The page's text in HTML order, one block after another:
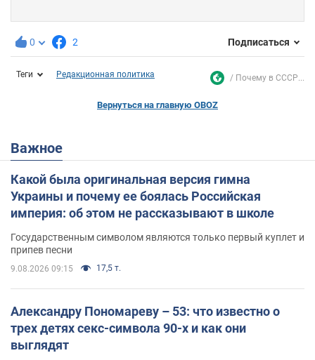
0 2 Подписаться
Теги Редакционная политика Почему в СССР...
Вернуться на главную OBOZ
Важное
Какой была оригинальная версия гимна
Украины и почему ее боялась Российская
империя: об этом не рассказывают в школе
Государственным символом являются только первый куплет и
припев песни
9.08.2026 09:15 17,5 т.
Александру Пономареву – 53: что известно о
трех детях секс-символа 90-х и как они
выглядят